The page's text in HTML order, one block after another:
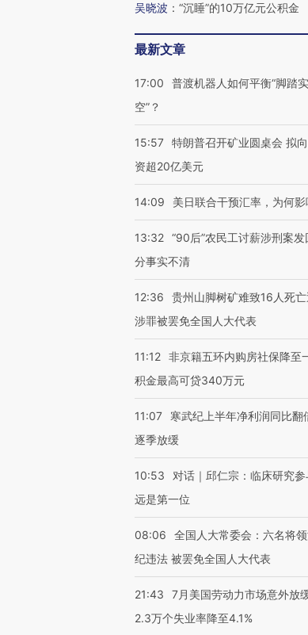
吴晓波 ： “沉睡”的10万亿元公积金
最新文章
17:00
普渡机器人如何平衡“脚踏
空”？
15:57 特朗普召开矿业圆桌会 拟
资超20亿美元
14:09 美日联合干预汇率，为何
13:32 “90后”农民工讨薪涉刑案
分事实不清
12:36
贵州山脚树矿难致16人死
涉罪被罢免全国人大代表
11:12 非京籍五环内购房社保降至
积金最高可贷340万元
11:07
寒武纪上半年净利润同比翻
逐季放缓
10:53
对话｜邱仁宗：临床研究
远是第一位
08:06
全国人大常委会：六名将
纪违法 被罢免全国人大代表
21:43
7月美国劳动力市场意外放
2.3万个失业率降至4.1%